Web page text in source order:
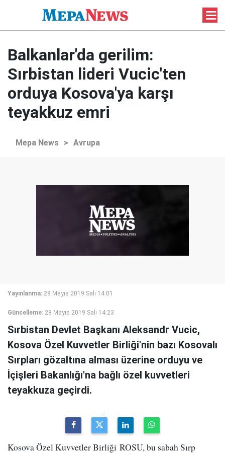
Balkanlar'da gerilim:
Sırbistan lideri Vucic'ten
orduya Kosova'ya karşı
teyakkuz emri
Mepa News > Avrupa
Yayınlanma: 28 Mayıs 2019 Salı 14:01
Güncelleme: 28 Mayıs 2019 Salı 14:23
Sırbistan Devlet Başkanı Aleksandr Vucic,
Kosova Özel Kuvvetler Birliği'nin bazı Kosovalı
Sırpları gözaltına alması üzerine orduyu ve
İçişleri Bakanlığı'na bağlı özel kuvvetleri
teyakkuza geçirdi.
Kosova Özel Kuvvetler Birliği ROSU, bu sabah Sırp